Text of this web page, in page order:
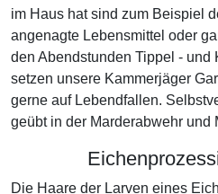
im Haus hat sind zum Beispiel
angenagte Lebensmittel oder
den Abendstunden Tippel - und
setzen unsere Kammerjäger
gerne auf Lebendfallen.
geübt in der Marderabwehr und
Die Haare der Larven eines